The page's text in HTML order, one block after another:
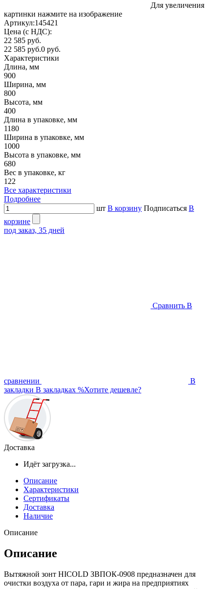
Для увеличения
картинки нажмите на изображение
Артикул:145421
Цена (с НДС):
22 585 руб.
22 585 руб.0 руб.
Характеристики
Длина, мм
900
Ширина, мм
800
Высота, мм
400
Длина в упаковке, мм
1180
Ширина в упаковке, мм
1000
Высота в упаковке, мм
680
Вес в упаковке, кг
122
Все характеристики
Подробнее
шт В корзину Подписаться В
корзине
под заказ, 35 дней
Сравнить В
сравнении
В
закладки В закладках %Хотите дешевле?
Доставка
Идёт загрузка...
Описание
Характеристики
Сертификаты
Доставка
Наличие
Описание
Описание
Вытяжной зонт HICOLD ЗВПОК-0908 предназначен для
очистки воздуха от пара, гари и жира на предприятиях